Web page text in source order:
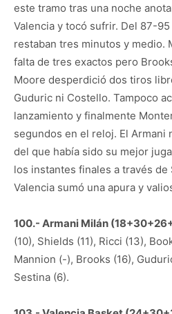
este tramo tras una noche
Valencia y tocó sufrir. Del 87-
restaban tres minutos y medio.
falta de tres exactos pero
Moore desperdició dos tiros
Guduric ni Costello. Tampoco
lanzamiento y finalmente
segundos en el reloj. El Armani
del que había sido su mejor
los instantes finales a través de
Valencia sumó una apura y
100.- Armani Milán
(10), Shields (11), Ricci (13),
Mannion (-), Brooks (16),
Sestina (6).